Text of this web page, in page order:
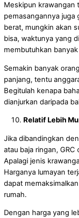
Meskipun krawangan
pemasangannya juga
berat, mungkin akan
bisa, waktunya yang
membutuhkan
Semakin banyak
panjang, tentu
Begitulah kenapa
dianjurkan daripada
Relatif Lebih
Jika dibandingkan
atau baja ringan,
Apalagi jenis
Harganya lumayan
dapat
rumah.
Dengan harga yang